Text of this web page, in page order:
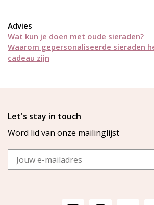
Advies
Wat kun je doen met oude sieraden?
Waarom gepersonaliseerde sieraden
cadeau zijn
Let's stay in touch
Word lid van onze mailinglijst
Email